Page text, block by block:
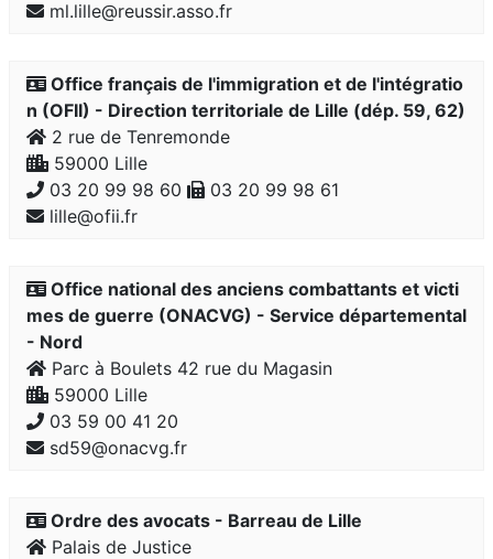
ml.lille@reussir.asso.fr
Office français de l'immigration et de l'intégratio
n (OFII) - Direction territoriale de Lille (dép. 59, 62)
2 rue de Tenremonde
59000 Lille
03 20 99 98 60
03 20 99 98 61
lille@ofii.fr
Office national des anciens combattants et victi
mes de guerre (ONACVG) - Service départemental
- Nord
Parc à Boulets 42 rue du Magasin
59000 Lille
03 59 00 41 20
sd59@onacvg.fr
Ordre des avocats - Barreau de Lille
Palais de Justice